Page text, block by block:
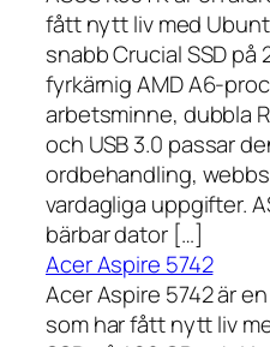
fått nytt liv med
snabb Crucial SSD på
fyrkärnig AMD A6-
arbetsminne, dubbla
och USB 3.0 passar
ordbehandling,
vardagliga uppgifter.
bärbar dator […]
Acer Aspire 5742
Acer Aspire 5742 är
som har fått nytt liv